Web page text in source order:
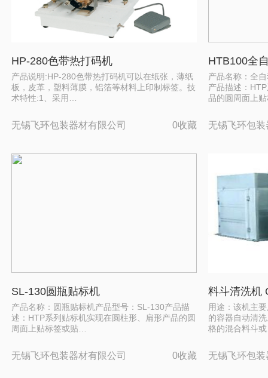
HP-280色带热打码机
产品说明:HP-280色带热打码机可以在纸张，薄纸
板，皮革，塑料薄膜，铝箔等材料上印制标签。技
术特性:1、采用…
无锡飞环包装器材有限公司 0收藏
HTB100全
产品名称：全
产品描述：
品的圆周面上
无锡飞环包
SL-130圆瓶贴标机
产品名称：圆瓶贴标机产品型号：SL-130产品描
述：HTP系列贴标机实现在圆柱形、扁形产品的圆
周面上贴标签或贴…
无锡飞环包装器材有限公司 0收藏
料斗清洗机
用途：该机主
的容器自动清
格的混合料斗
无锡飞环包